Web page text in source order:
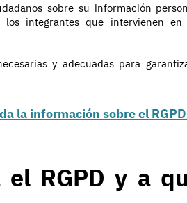
sobre su información
integrantes que intervienen
y adecuadas para
la información sobre el
RGPD y a